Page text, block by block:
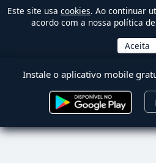
Este site usa cookies. Ao continuar
acordo com a nossa política
Instale o aplicativo mobile